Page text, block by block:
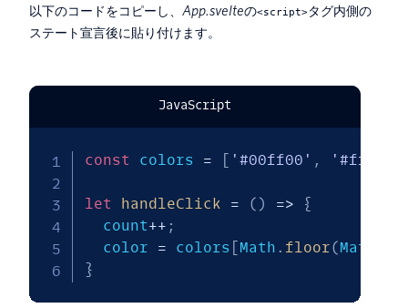
以下のコードをコピーし、 App.svelteの<script>タグ内側の
ステート宣言後に貼り付けます。
JavaScript
const colors = [ '#00ff00' ,
let handleClick = ( ) =>
{
  count
++ ;
  color
= colors [Math . floor(Math
}